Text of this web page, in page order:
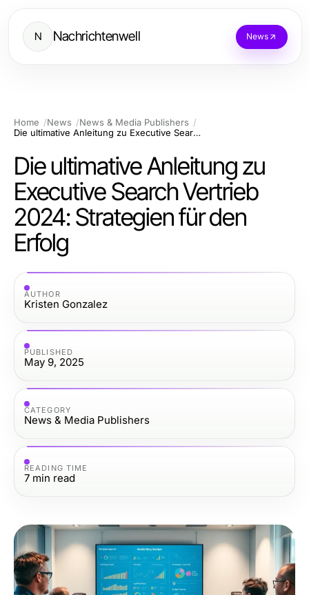
N Nachrichtenwell News
Home News
News & Media Publishers
Die ultimative Anleitung zu Executive Search Vertrieb 2024: Strategien für den Erfolg
Die ultimative Anleitung zu
Executive Search Vertrieb
2024: Strategien für den
Erfolg
AUTHOR
Kristen Gonzalez
PUBLISHED
May 9, 2025
CATEGORY
News & Media Publishers
READING TIME
7 min read